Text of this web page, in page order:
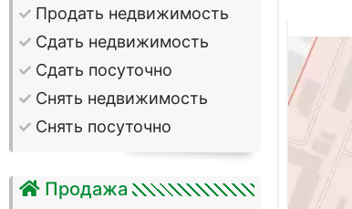
Продать недвижимость
Сдать недвижимость
Сдать посуточно
Снять недвижимость
Снять посуточно
Продажа